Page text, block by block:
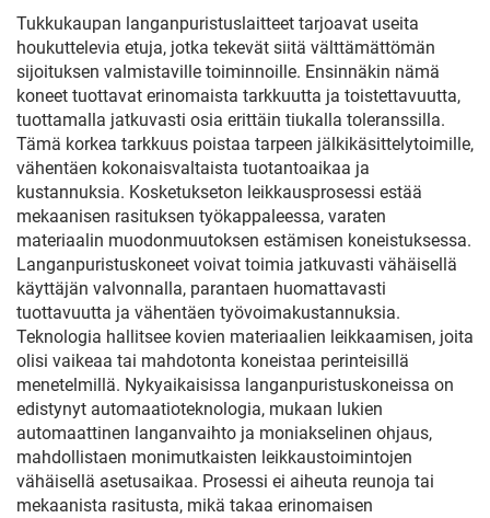
Tukkukaupan langanpuristuslaitteet tarjoavat useita
houkuttelevia etuja, jotka tekevät siitä välttämättömän
sijoituksen valmistaville toiminnoille. Ensinnäkin nämä
koneet tuottavat erinomaista tarkkuutta ja toistettavuutta,
tuottamalla jatkuvasti osia erittäin tiukalla toleranssilla.
Tämä korkea tarkkuus poistaa tarpeen jälkikäsittelytoimille,
vähentäen kokonaisvaltaista tuotantoaikaa ja
kustannuksia. Kosketukseton leikkausprosessi estää
mekaanisen rasituksen työkappaleessa, varaten
materiaalin muodonmuutoksen estämisen koneistuksessa.
Langanpuristuskoneet voivat toimia jatkuvasti vähäisellä
käyttäjän valvonnalla, parantaen huomattavasti
tuottavuutta ja vähentäen työvoimakustannuksia.
Teknologia hallitsee kovien materiaalien leikkaamisen, joita
olisi vaikeaa tai mahdotonta koneistaa perinteisillä
menetelmillä. Nykyaikaisissa langanpuristuskoneissa on
edistynyt automaatioteknologia, mukaan lukien
automaattinen langanvaihto ja moniakselinen ohjaus,
mahdollistaen monimutkaisten leikkaustoimintojen
vähäisellä asetusaikaa. Prosessi ei aiheuta reunoja tai
mekaanista rasitusta, mikä takaa erinomaisen